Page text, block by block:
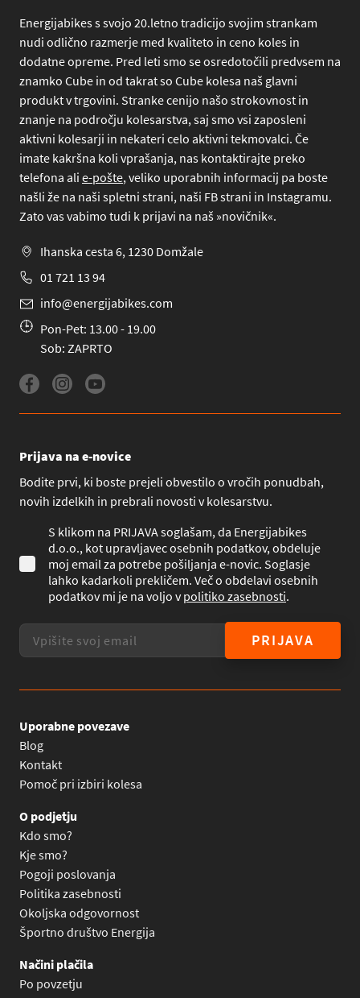
Energijabikes s svojo 20.letno tradicijo svojim strankam
nudi odlično razmerje med kvaliteto in ceno koles in
dodatne opreme. Pred leti smo se osredotočili predvsem na
znamko Cube in od takrat so Cube kolesa naš glavni
produkt v trgovini. Stranke cenijo našo strokovnost in
znanje na področju kolesarstva, saj smo vsi zaposleni
aktivni kolesarji in nekateri celo aktivni tekmovalci. Če
imate kakršna koli vprašanja, nas kontaktirajte preko
telefona ali e-pošte, veliko uporabnih informacij pa boste
našli že na naši spletni strani, naši FB strani in Instagramu.
Zato vas vabimo tudi k prijavi na naš »novičnik«.
Ihanska cesta 6, 1230 Domžale
01 721 13 94
info@energijabikes.com
Pon-Pet: 13.00 - 19.00
Sob: ZAPRTO
Prijava na e-novice
Bodite prvi, ki boste prejeli obvestilo o vročih ponudbah,
novih izdelkih in prebrali novosti v kolesarstvu.
S klikom na PRIJAVA soglašam, da Energijabikes
d.o.o., kot upravljavec osebnih podatkov, obdeluje
moj email za potrebe pošiljanja e-novic. Soglasje
lahko kadarkoli prekličem. Več o obdelavi osebnih
podatkov mi je na voljo vpolitiko zasebnosti.
PRIJAVA
Uporabne povezave
Blog
Kontakt
Pomoč pri izbiri kolesa
O podjetju
Kdo smo?
Kje smo?
Pogoji poslovanja
Politika zasebnosti
Okoljska odgovornost
Športno društvo Energija
Načini plačila
Po povzetju